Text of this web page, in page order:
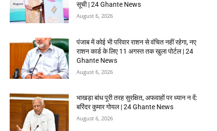
सूची | 24 Ghante News
August 6, 2026
पंजाब में कोई भी परिवार राशन से वंचित नहीं रहेगा, नए
राशन कार्ड के लिए 11 अगस्त तक खुला पोर्टल | 24
Ghante News
August 6, 2026
भाखड़ा बांध पूरी तरह सुरक्षित, अफवाहों पर ध्यान न दें:
बरिंदर कुमार गोयल | 24 Ghante News
August 6, 2026